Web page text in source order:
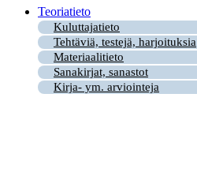
Teoriatieto
Kuluttajatieto
Tehtäviä, testejä, harjoituksia
Materiaalitieto
Sanakirjat, sanastot
Kirja- ym. arviointeja